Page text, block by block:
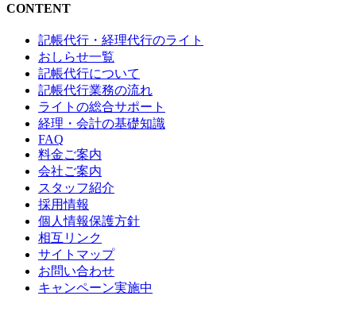
CONTENT
記帳代行・経理代行のライト
おしらせ一覧
記帳代行について
記帳代行業務の流れ
ライトの総合サポート
経理・会計の基礎知識
FAQ
料金ご案内
会社ご案内
スタッフ紹介
採用情報
個人情報保護方針
相互リンク
サイトマップ
お問い合わせ
キャンペーン実施中